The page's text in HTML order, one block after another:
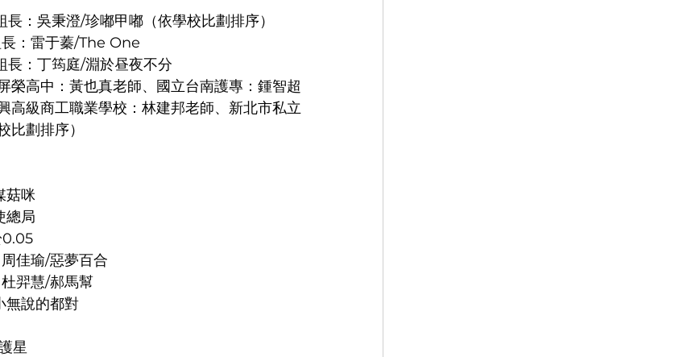
秉澄/珍嘟甲嘟（依學校比劃排序）
：雷于蓁/The One
丁筠庭/淵於昼夜不分
榮高中：黃也真老師、國立台南護專：鍾智超
高級商工職業學校：林建邦老師、新北市私立
劃排序）
菇咪
總局
0.05
佳瑜/惡夢百合
羿慧/郝馬幫
無說的都對
星